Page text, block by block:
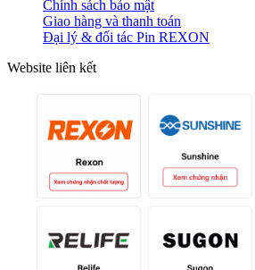
Chính sách bảo mật
Giao hàng và thanh toán
Đại lý & đối tác Pin REXON
Website liên kết